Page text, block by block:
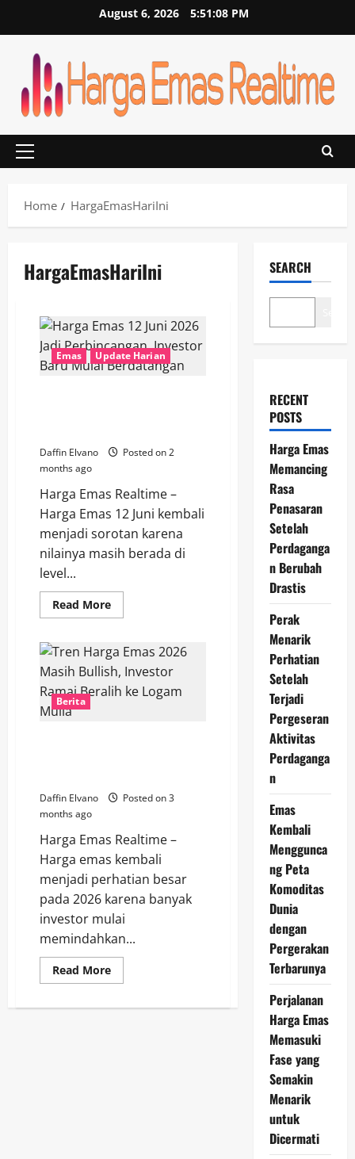
August 6, 2026 5:51:08 PM
Primary
Home
HargaEmasHariIni
HargaEmasHariIni
Emas Update Harian
Daffin Elvano
Posted on 2
months ago
Harga Emas Realtime –
Harga Emas 12 Juni kembali
menjadi sorotan karena
nilainya masih berada di
level...
Read MoreRead
more
Emas
12
Juni
2026
Jadi
Perbincangan,
Berita
Daffin Elvano
Posted on 3
months ago
Harga Emas Realtime –
Harga emas kembali
menjadi perhatian besar
pada 2026 karena banyak
investor mulai
memindahkan...
Read MoreRead
more
Harga
SEARCH
RECENT
POSTS
Harga Emas
Memancing
Rasa
Penasaran
Setelah
Perdaganga
n Berubah
Drastis
Perak
Menarik
Perhatian
Setelah
Terjadi
Pergeseran
Aktivitas
Perdaganga
n
Emas
Kembali
Menggunca
ng Peta
Komoditas
Dunia
dengan
Pergerakan
Terbarunya
Perjalanan
Harga Emas
Memasuki
Fase yang
Semakin
Menarik
untuk
Dicermati